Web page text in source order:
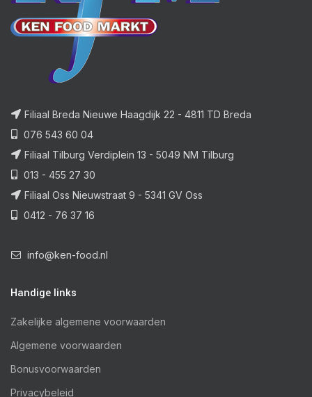
Filiaal Breda Nieuwe Haagdijk 22 - 4811 TD Breda
076 543 60 04
Filiaal Tilburg Verdiplein 13 - 5049 NM Tilburg
013 - 455 27 30
Filiaal Oss Nieuwstraat 9 - 5341 GV Oss
0412 - 76 37 16
info@ken-food.nl
Handige links
Zakelijke algemene voorwaarden
Algemene voorwaarden
Bonusvoorwaarden
Privacybeleid